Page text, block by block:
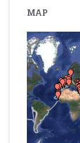
MAP